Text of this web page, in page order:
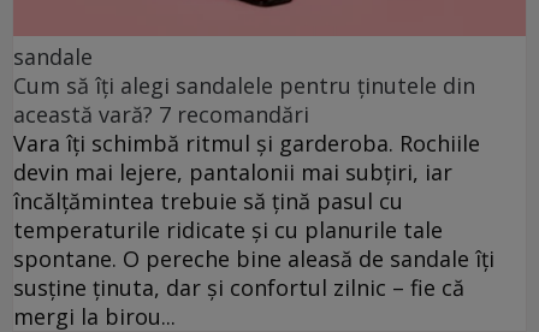
sandale
Cum să îți alegi sandalele pentru ținutele din
această vară? 7 recomandări
Vara îți schimbă ritmul și garderoba. Rochiile
devin mai lejere, pantalonii mai subțiri, iar
încălțămintea trebuie să țină pasul cu
temperaturile ridicate și cu planurile tale
spontane. O pereche bine aleasă de sandale îți
susține ținuta, dar și confortul zilnic – fie că
mergi la birou...